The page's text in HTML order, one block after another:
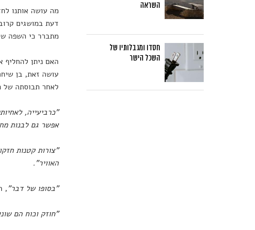
מה עושה אותנו
דעת במושגים
מתברר כי השפה
האם ניתן
עושה זאת, בן
לאחר תבוסתה של
"כרביעייה,
אפשר גם לבנות
"צורות קטנות
האוויר".
"בסופו של דבר",
"חוזק וכוח הם
השראה
חסדו ומגבלותיו של
השכל הישר